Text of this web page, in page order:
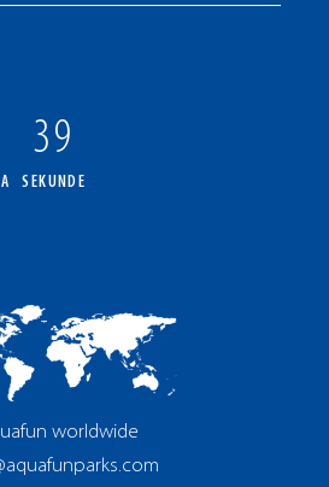
38
SEKUNDE
worldwide